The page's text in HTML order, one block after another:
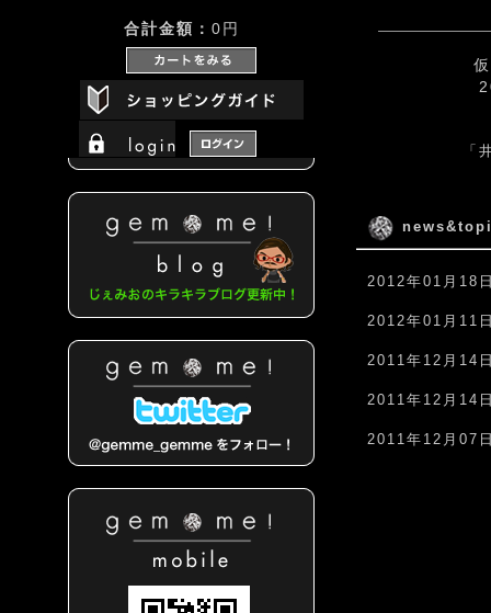
「
2012年01月18
2012年01月11
2011年12月14
2011年12月14
2011年12月07
合計金額： 0円